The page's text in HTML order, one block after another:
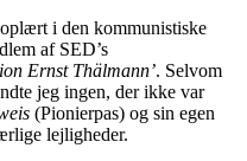
i den kommunistiske
af SED’s
Ernst Thälmann’. Selvom
jeg ingen, der ikke var
(Pionierpas) og sin egen
lejligheder.